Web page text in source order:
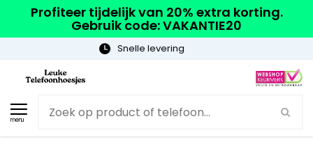
Profiteer tijdelijk van 20% extra korting.
Gebruik code: VAKANTIE20
Gratis verzending
menu